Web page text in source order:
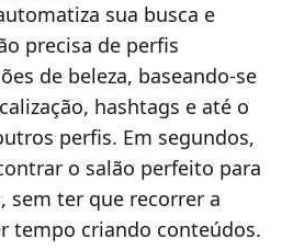
sua busca e
precisa de perfis
de beleza, baseando-se
hashtags e até o
perfis. Em segundos,
o salão perfeito para
sem ter que recorrer a
tempo criando conteúdos.